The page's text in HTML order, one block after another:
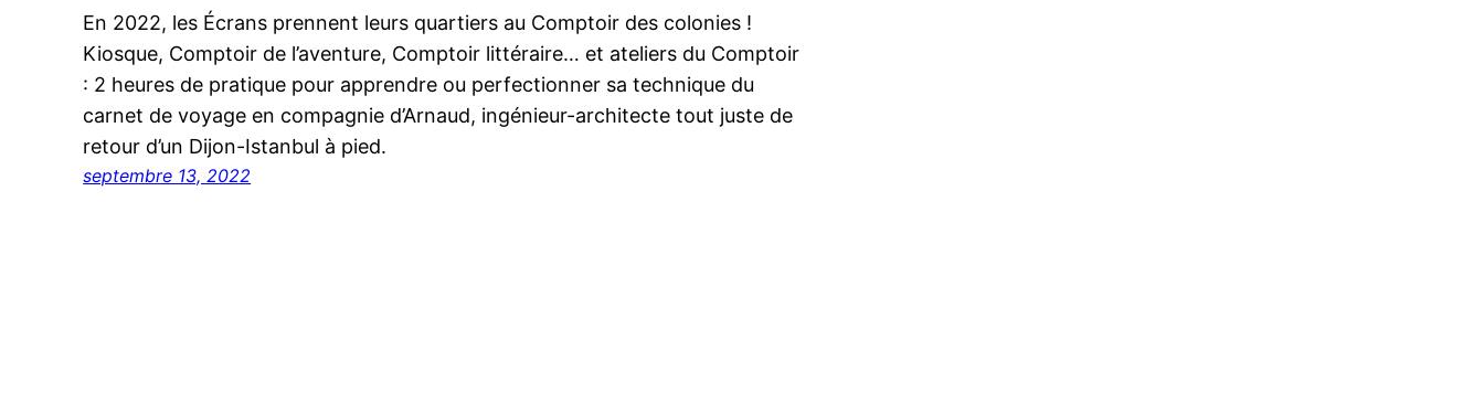
En 2022, les Écrans prennent leurs quartiers au Comptoir des colonies !
Kiosque, Comptoir de l’aventure, Comptoir littéraire… et ateliers du Comptoir
: 2 heures de pratique pour apprendre ou perfectionner sa technique du
carnet de voyage en compagnie d’Arnaud, ingénieur-architecte tout juste de
retour d’un Dijon-Istanbul à pied.
septembre 13, 2022